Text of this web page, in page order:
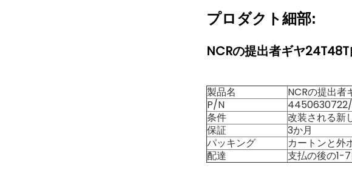
プロダクト細部:
NCRの提出者ギヤ
製品名
NCRの提出
P/N
条件
改装される新
保証
3か月
パッキング
カートンと外
配達
支払の後の1-